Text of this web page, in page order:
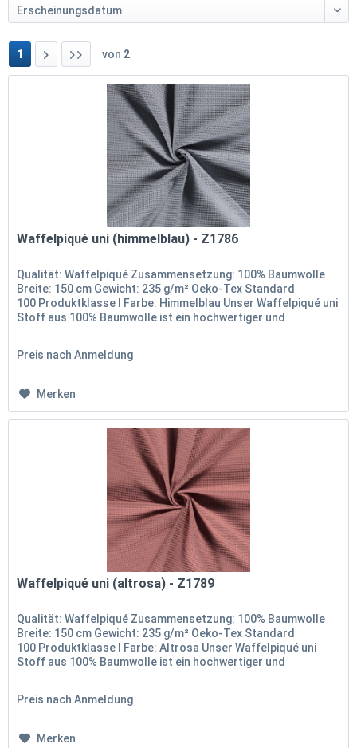
1 von 2
Waffelpiqué uni (himmelblau) - Z1786
Qualität: Waffelpiqué Zusammensetzung: 100% Baumwolle
Breite: 150 cm Gewicht: 235 g/m² Oeko-Tex Standard
100 Produktklasse I Farbe: Himmelblau Unser Waffelpiqué uni
Stoff aus 100% Baumwolle ist ein hochwertiger und
Preis nach Anmeldung
Merken
Waffelpiqué uni (altrosa) - Z1789
Qualität: Waffelpiqué Zusammensetzung: 100% Baumwolle
Breite: 150 cm Gewicht: 235 g/m² Oeko-Tex Standard
100 Produktklasse I Farbe: Altrosa Unser Waffelpiqué uni
Stoff aus 100% Baumwolle ist ein hochwertiger und
Preis nach Anmeldung
Merken